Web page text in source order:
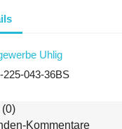
Uhlig
225-043-36BS
(0)
Kommentare